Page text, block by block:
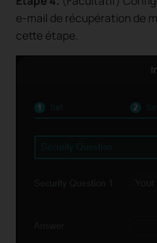
e-mail de récupération de
cette étape.